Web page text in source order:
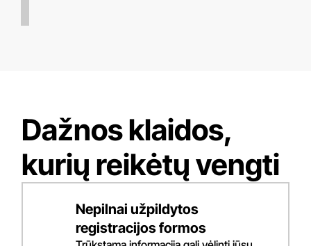
Dažnos klaidos,
kurių reikėtų vengti
Nepilnai užpildytos
registracijos formos